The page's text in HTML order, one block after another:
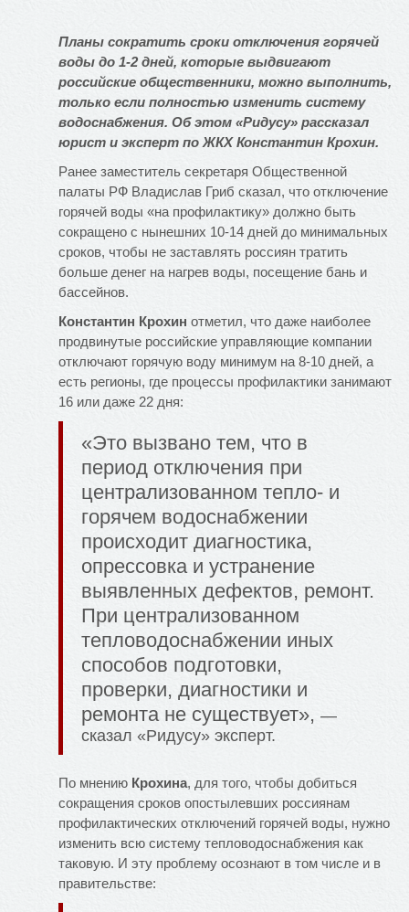
Планы сократить сроки отключения горячей
воды до 1-2 дней, которые выдвигают
российские общественники, можно выполнить,
только если полностью изменить систему
водоснабжения. Об этом «Ридусу» рассказал
юрист и эксперт по ЖКХ Константин Крохин.
Ранее заместитель секретаря Общественной
палаты РФ Владислав Гриб сказал, что отключение
горячей воды «на профилактику» должно быть
сокращено с нынешних 10-14 дней до минимальных
сроков, чтобы не заставлять россиян тратить
больше денег на нагрев воды, посещение бань и
бассейнов.
Константин Крохин отметил, что даже наиболее
продвинутые российские управляющие компании
отключают горячую воду минимум на 8-10 дней, а
есть регионы, где процессы профилактики занимают
16 или даже 22 дня:
«Это вызвано тем, что в
период отключения при
централизованном тепло- и
горячем водоснабжении
происходит диагностика,
опрессовка и устранение
выявленных дефектов, ремонт.
При централизованном
тепловодоснабжении иных
способов подготовки,
проверки, диагностики и
ремонта не существует», —
сказал «Ридусу» эксперт.
По мнению Крохина, для того, чтобы добиться
сокращения сроков опостылевших россиянам
профилактических отключений горячей воды, нужно
изменить всю систему тепловодоснабжения как
таковую. И эту проблему осознают в том числе и в
правительстве: